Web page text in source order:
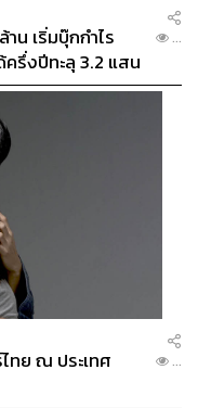
น เริ่มบุ๊กกำไร
ครึ่งปีทะลุ 3.2 แสน
...
ทย ณ ประเทศ
...